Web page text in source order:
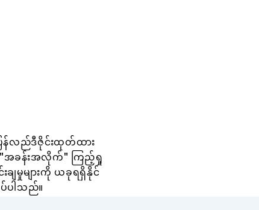
လည်ဒီဇိုင်းထုတ်ထား
"အခန်းအလိုက်" ကြည့်ရှု
ချမှုများကို ယခုရရှိနိုင်
ပါသည်။